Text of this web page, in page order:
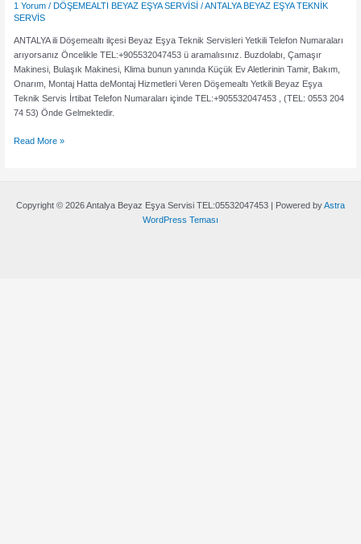
1 Yorum / DÖŞEMEALTI BEYAZ EŞYA SERVİSİ /ANTALYA BEYAZ EŞYA TEKNİK
SERVİS
ANTALYA ili Döşemealtı ilçesi Beyaz Eşya Teknik Servisleri Yetkili Telefon Numaraları
arıyorsanız Öncelikle TEL:+905532047453 ü aramalısınız. Buzdolabı, Çamaşır
Makinesi, Bulaşık Makinesi, Klima bunun yanında Küçük Ev Aletlerinin Tamir, Bakım,
Onarım, Montaj Hatta deMontaj Hizmetleri Veren Döşemealtı Yetkili Beyaz Eşya
Teknik Servis İrtibat Telefon Numaraları içinde TEL:+905532047453 , (TEL: 0553 204
74 53) Önde Gelmektedir.
Döşemealtı
Read More »
Copyright © 2026 Antalya Beyaz Eşya Servisi TEL:05532047453 | Powered byAstra
WordPress Teması